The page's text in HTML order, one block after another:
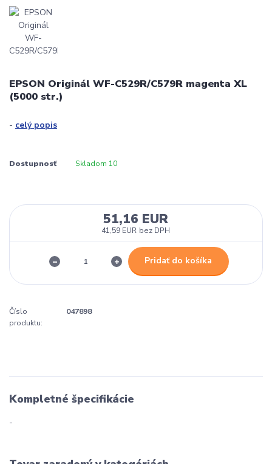
EPSON Originál WF-C529R/C579R magenta XL
(5000 str.)
- celý popis
Dostupnosť Skladom 10
51,16 EUR
41,59 EUR bez DPH
Pridať do košíka
Číslo
produktu:
047898
Kompletné špecifikácie
-